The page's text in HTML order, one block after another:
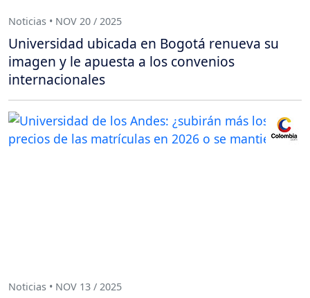
Noticias • NOV 20 / 2025
Universidad ubicada en Bogotá renueva su
imagen y le apuesta a los convenios
internacionales
Noticias • NOV 13 / 2025